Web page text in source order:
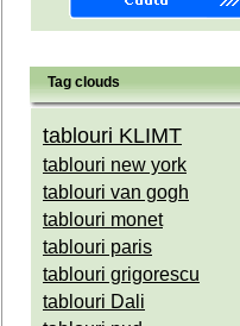
Tag clouds
tablouri KLIMT
tablouri new york
tablouri van gogh
tablouri monet
tablouri paris
tablouri grigorescu
tablouri Dali